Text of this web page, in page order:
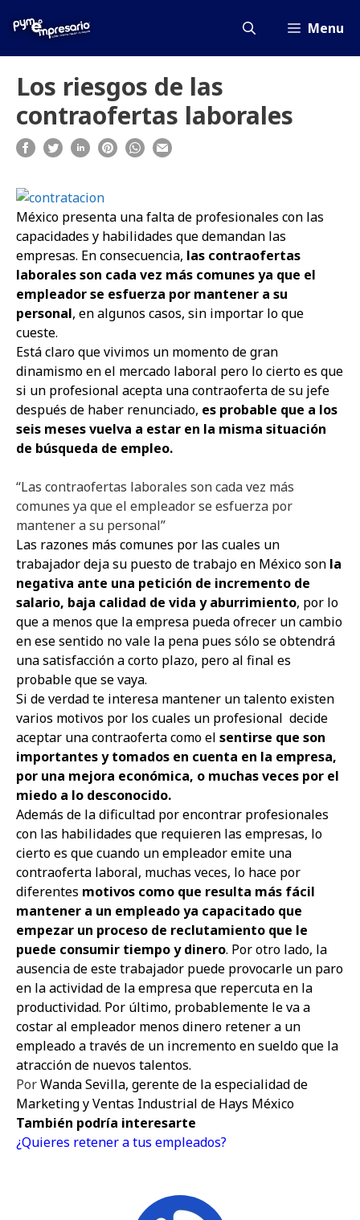
Menu
Los riesgos de las
contraofertas laborales
México presenta una falta de profesionales con las
capacidades y habilidades que demandan las
empresas. En consecuencia, las contraofertas
laborales son cada vez más comunes ya que el
empleador se esfuerza por mantener a su
personal, en algunos casos, sin importar lo que
cueste.
Está claro que vivimos un momento de gran
dinamismo en el mercado laboral pero lo cierto es que
si un profesional acepta una contraoferta de su jefe
después de haber renunciado, es probable que a los
seis meses vuelva a estar en la misma situación
de búsqueda de empleo.
“Las contraofertas laborales son cada vez más
comunes ya que el empleador se esfuerza por
mantener a su personal”
Las razones más comunes por las cuales un
trabajador deja su puesto de trabajo en México son la
negativa ante una petición de incremento de
salario, baja calidad de vida y aburrimiento, por lo
que a menos que la empresa pueda ofrecer un cambio
en ese sentido no vale la pena pues sólo se obtendrá
una satisfacción a corto plazo, pero al final es
probable que se vaya.
Si de verdad te interesa mantener un talento existen
varios motivos por los cuales un profesional decide
aceptar una contraoferta como el sentirse que son
importantes y tomados en cuenta en la empresa,
por una mejora económica, o muchas veces por el
miedo a lo desconocido.
Además de la dificultad por encontrar profesionales
con las habilidades que requieren las empresas, lo
cierto es que cuando un empleador emite una
contraoferta laboral, muchas veces, lo hace por
diferentes motivos como que resulta más fácil
mantener a un empleado ya capacitado que
empezar un proceso de reclutamiento que le
puede consumir tiempo y dinero. Por otro lado, la
ausencia de este trabajador puede provocarle un paro
en la actividad de la empresa que repercuta en la
productividad. Por último, probablemente le va a
costar al empleador menos dinero retener a un
empleado a través de un incremento en sueldo que la
atracción de nuevos talentos.
PorWanda Sevilla, gerente de la especialidad de
Marketing y Ventas Industrial de Hays México
También podría interesarte
¿Quieres retener a tus empleados?